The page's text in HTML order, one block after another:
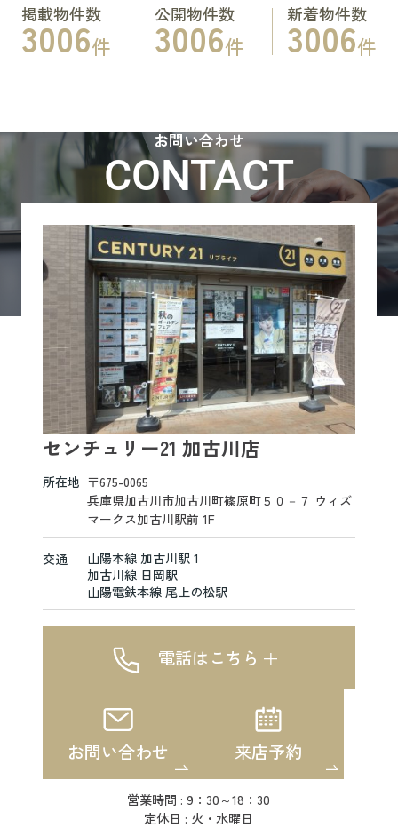
掲載物件数
3006件
公開物件数
3006件
新着物件数
3006件
お問い合わせ
CONTACT
センチュリー21 加古川店
所在地 〒675-0065
兵庫県加古川市加古川町篠原町５０－７ ウィズ
マークス加古川駅前 1F
交通
山陽本線 加古川駅 1
加古川線 日岡駅
山陽電鉄本線 尾上の松駅
電話はこちら
お問い合わせ 来店予約
営業時間 : 9：30～18：30
定休日 : 火・水曜日